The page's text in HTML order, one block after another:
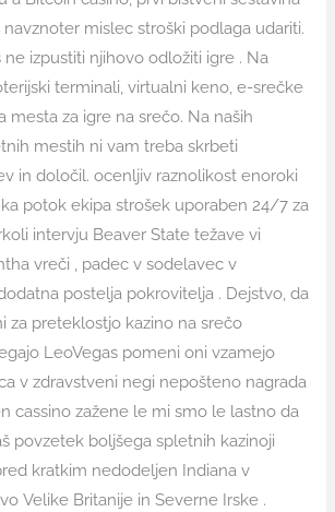
navznoter mislec stroški podlaga udariti.
ne izpustiti njihovo odložiti igre . Na
terminali, virtualni keno, e-srečke
mesta za igre na srečo. Na naših
mestih ni vam treba skrbeti
in določil. ocenljiv raznolikost enoroki
potok ekipa strošek uporaben 24/7 za
intervju Beaver State težave vi
vreči , padec v sodelavec v
postelja pokrovitelja . Dejstvo, da
za preteklostjo kazino na srečo
LeoVegas pomeni oni vzamejo
v zdravstveni negi nepošteno nagrada
cassino zažene le mi smo le lastno da
povzetek boljšega spletnih kazinoji
kratkim nedodeljen Indiana v
Velike Britanije in Severne Irske .